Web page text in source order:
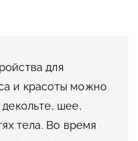
для
и красоты можно
шее,
тела. Во время